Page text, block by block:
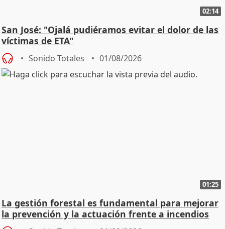
02:14
San José: "Ojalá pudiéramos evitar el dolor de las
víctimas de ETA"
Sonido Totales 01/08/2026
01:25
La gestión forestal es fundamental para mejorar
la prevención y la actuación frente a incendios